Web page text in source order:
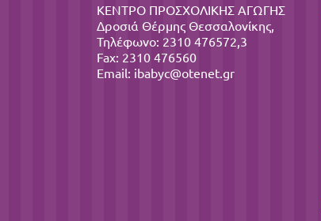
ΚΕΝΤΡΟ ΠΡΟΣΧΟΛΙΚΗΣ ΑΓΩΓΗΣ
Δροσιά Θέρμης Θεσσαλονίκης,
Τηλέφωνο: 2310 476572,3
Fax: 2310 476560
Email: ibabyc@otenet.gr